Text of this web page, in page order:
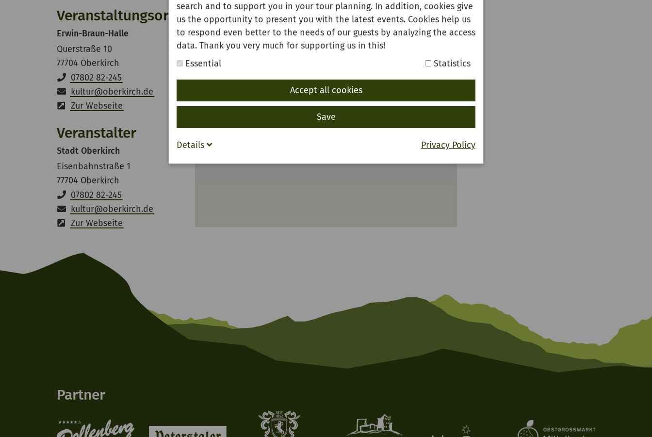
search and to support you in your tour planning. In addition, cookies give
us the opportunity to present you with the latest events. Cookies help us
to respond even better to the needs of our guests by analyzing the access
data. Thank you very much for supporting us in this!
Essential
Statistics
Accept all cookies
Save
Privacy Policy
Details
Veranstaltungsort
Erwin-Braun-Halle
Querstraße 10
77704 Oberkirch
07802 82-245
kultur@oberkirch.de
Zur Webseite
Veranstalter
Stadt Oberkirch
Eisenbahnstraße 1
77704 Oberkirch
07802 82-245
kultur@oberkirch.de
Zur Webseite
Partner